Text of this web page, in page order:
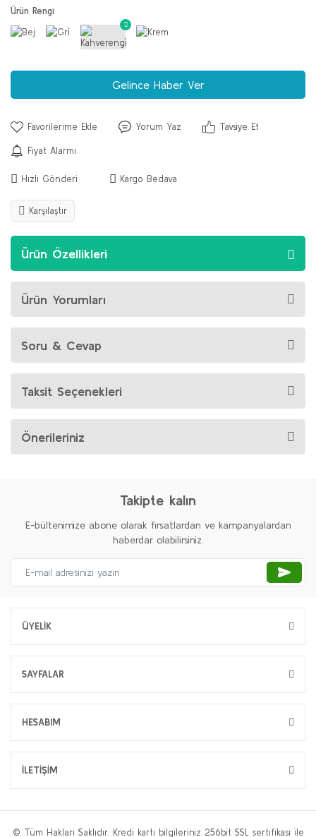
Ürün Rengi
Gelince Haber Ver
Yorum Yaz Tavsiye Et
Fiyat Alarmı
Hızlı Gönderi Kargo Bedava
Karşılaştır
Ürün Özellikleri
Ürün Yorumları
Soru & Cevap
Taksit Seçenekleri
Önerileriniz
Takipte kalın
E-bültenimize abone olarak fırsatlardan ve kampanyalardan
haberdar olabilirsiniz.
ÜYELİK
SAYFALAR
HESABIM
İLETİŞİM
© Tüm Hakları Saklıdır. Kredi kartı bilgileriniz 256bit SSL sertifikası ile